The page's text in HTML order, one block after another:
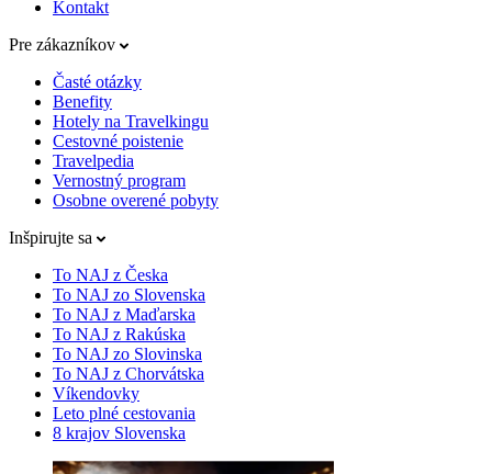
Kontakt
Pre zákazníkov
Časté otázky
Benefity
Hotely na Travelkingu
Cestovné poistenie
Travelpedia
Vernostný program
Osobne overené pobyty
Inšpirujte sa
To NAJ z Česka
To NAJ zo Slovenska
To NAJ z Maďarska
To NAJ z Rakúska
To NAJ zo Slovinska
To NAJ z Chorvátska
Víkendovky
Leto plné cestovania
8 krajov Slovenska